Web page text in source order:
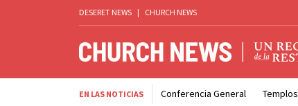
DESERET NEWS | CHURCH NEWS
EN LAS NOTICIAS Conferencia General Templos